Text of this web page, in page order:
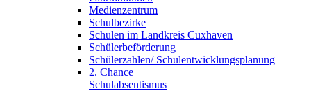
Medienzentrum
Schulbezirke
Schulen im Landkreis Cuxhaven
Schülerbeförderung
Schülerzahlen/ Schulentwicklungsplanung
2. Chance
Schulabsentismus